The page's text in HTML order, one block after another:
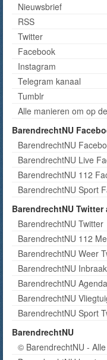
Nieuwsbrief
RSS
Twitter
Facebook
Instagram
Telegram kanaal
Tumblr
Alle manieren om op
BarendrechtNU
BarendrechtNU
BarendrechtNU Live
BarendrechtNU 112
BarendrechtNU Sport
BarendrechtNU
BarendrechtNU Twitter
BarendrechtNU 112
BarendrechtNU Weer
BarendrechtNU
BarendrechtNU
BarendrechtNU
BarendrechtNU Sport
BarendrechtNU
© BarendrechtNU -